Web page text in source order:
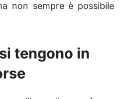
non sempre è possibile
tengono in